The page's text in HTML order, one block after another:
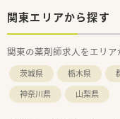
関東エリアから探す
関東の薬剤師求人をエリア
茨城県 栃木県
神奈川県
山梨県